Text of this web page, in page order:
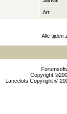
Art
Alle tijden
Copyright
Lancelots Copyright ©